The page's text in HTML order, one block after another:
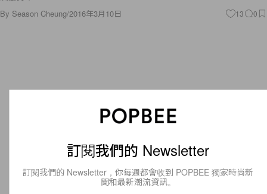
By Season Cheung/2016年3月10日 13 0
訂閱我們的 Newsletter
訂閱我們的 Newsletter，你每週都會收到 POPBEE 獨家時尚新
聞和最新潮流資訊。